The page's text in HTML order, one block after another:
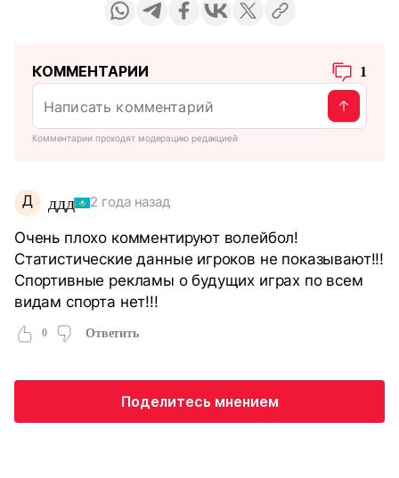
КОММЕНТАРИИ 1
Комментарии проходят модерацию редакцией
Д ддд 2 года назад
Очень плохо комментируют волейбол!
Статистические данные игроков не показывают!!!
Спортивные рекламы о будущих играх по всем
видам спорта нет!!!
0 Ответить
Поделитесь мнением